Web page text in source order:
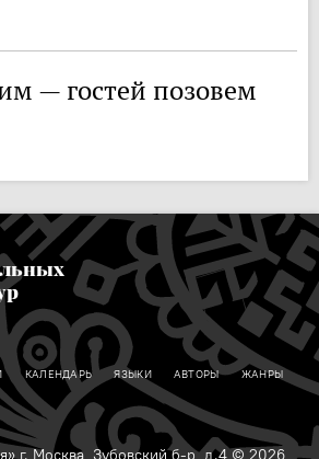
— гостей позовем
КАЛЕНДАРЬ ЯЗЫКИ АВТОРЫ ЖАНРЫ
г. Москва, Зубовский б-р, д.4 © 2026